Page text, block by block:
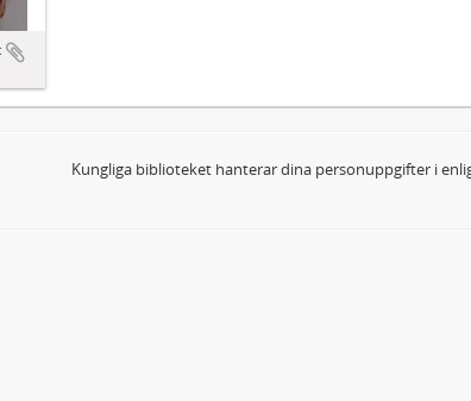
Kungliga biblioteket hanterar dina personuppgifter i